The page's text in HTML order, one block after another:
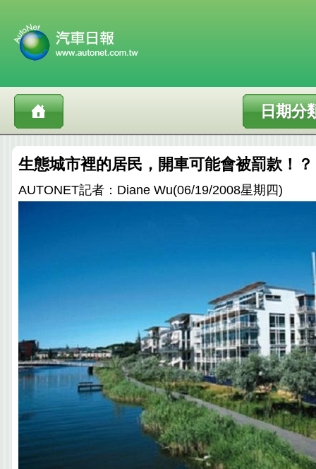
日期分
生態城市裡的居民，開車可能會被罰款！？
AUTONET記者：Diane Wu(06/19/2008星期四)